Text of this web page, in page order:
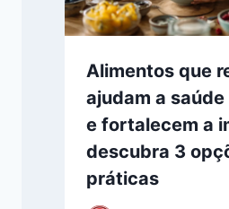
Alimentos que
ajudam a
e fortalecem a
descubra 3
práticas